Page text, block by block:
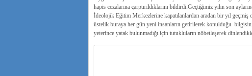
hapis cezalarına çarptırıldıklarını bildirdi.Geçtiğimiz yılın son
İdeolojik Eğitim Merkezlerine kapatılanlardan aradan bir yıl geçmiş
üstelik buraya her gün yeni insanların getirilerek konulduğu
yeterince yatak bulunmadığı için tutukluların nöbetleşerek